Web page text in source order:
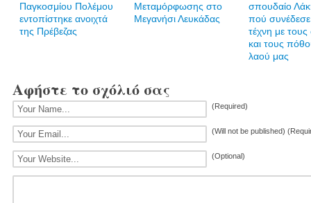
Παγκοσμίου Πολέμου
εντοπίστηκε ανοιχτά
της Πρέβεζας
Μεταμόρφωσης στο
Μεγανήσι Λευκάδας
σπουδαίο
πού
τέχνη με
και τους
λαού μας
Αφήστε το σχόλιό σας
(Required)
(Will not be published)
(Optional)